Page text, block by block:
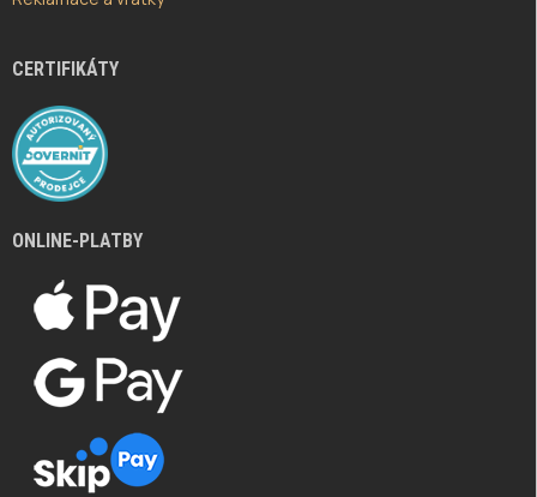
CERTIFIKÁTY
ONLINE-PLATBY